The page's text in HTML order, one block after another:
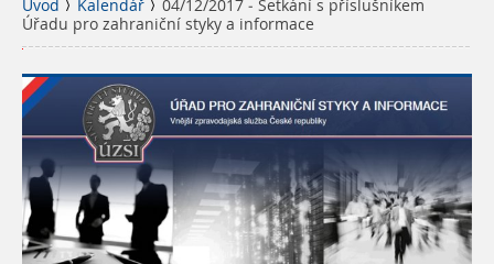
Úvod Kalendář
04/12/2017 - Setkání s příslušníkem
Úřadu pro zahraniční styky a informace
r
o
m
e
o